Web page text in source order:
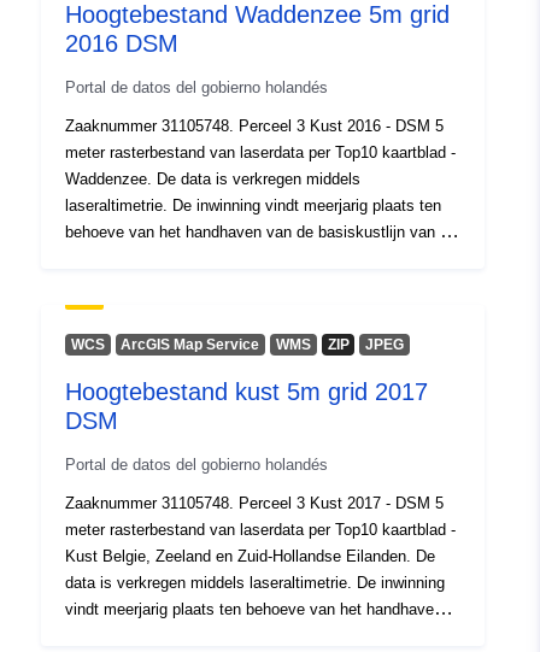
Hoogtebestand Waddenzee 5m grid
2016 DSM
Portal de datos del gobierno holandés
Zaaknummer 31105748. Perceel 3 Kust 2016 - DSM 5
meter rasterbestand van laserdata per Top10 kaartblad -
Waddenzee. De data is verkregen middels
laseraltimetrie. De inwinning vindt meerjarig plaats ten
behoeve van het handhaven van de basiskustlijn van de
WCS ArcGIS Map Service WMS ZIP JPEG
Hoogtebestand kust 5m grid 2017
DSM
Portal de datos del gobierno holandés
Zaaknummer 31105748. Perceel 3 Kust 2017 - DSM 5
meter rasterbestand van laserdata per Top10 kaartblad -
Kust Belgie, Zeeland en Zuid-Hollandse Eilanden. De
data is verkregen middels laseraltimetrie. De inwinning
vindt meerjarig plaats ten behoeve van het handhaven